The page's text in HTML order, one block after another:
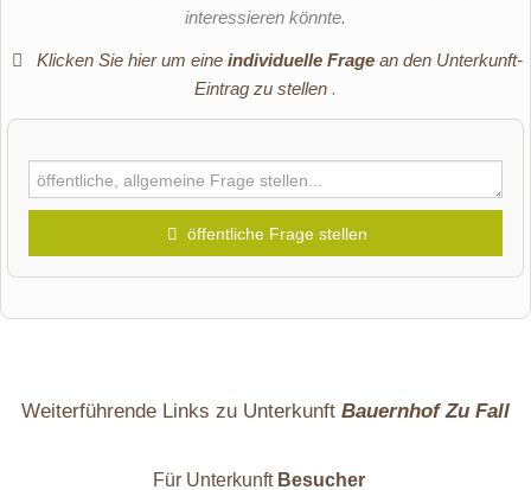
interessieren könnte.
Klicken Sie hier um eine individuelle Fragean den Unterkunft-
Eintrag zu stellen .
öffentliche Frage stellen
Weiterführende Links zu Unterkunft Bauernhof Zu Fall
Für Unterkunft Besucher